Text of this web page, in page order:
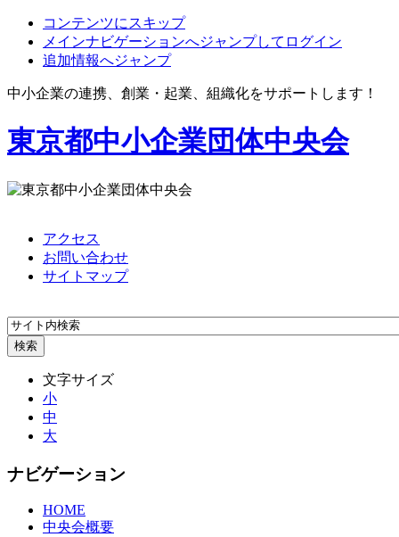
コンテンツにスキップ
メインナビゲーションへジャンプしてログイン
追加情報へジャンプ
中小企業の連携、創業・起業、組織化をサポートします！
東京都中小企業団体中央会
アクセス
お問い合わせ
サイトマップ
文字サイズ
小
中
大
ナビゲーション
HOME
中央会概要